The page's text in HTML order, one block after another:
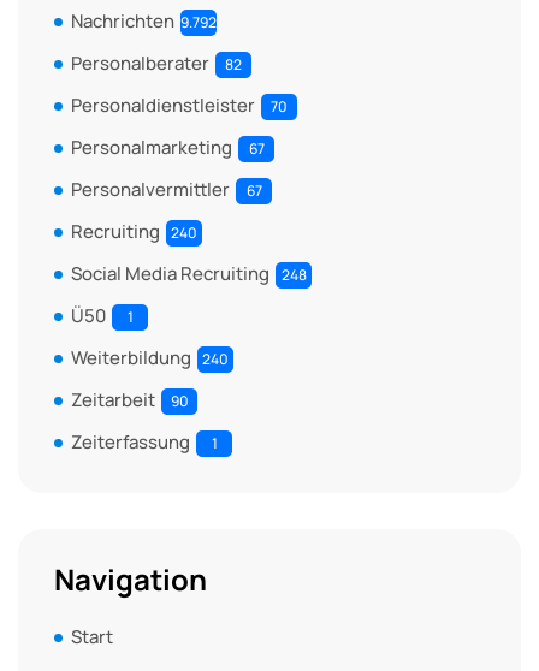
Nachrichten 9.792
Personalberater 82
Personaldienstleister 70
Personalmarketing 67
Personalvermittler 67
Recruiting 240
Social Media Recruiting 248
Ü50 1
Weiterbildung 240
Zeitarbeit 90
Zeiterfassung 1
Navigation
Start